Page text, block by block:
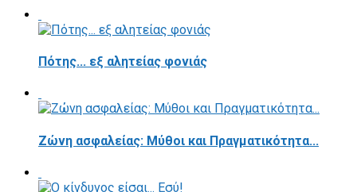
Πότης... εξ αλητείας φονιάς
Ζώνη ασφαλείας: Μύθοι και Πραγματικότητα...